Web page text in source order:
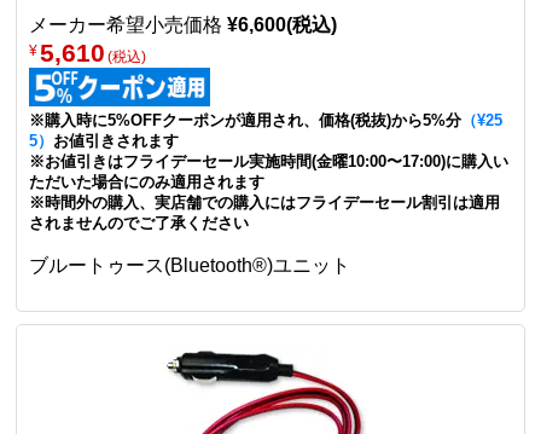
メーカー希望小売価格¥6,600(税込)
¥5,610 (税込)
※購入時に5%OFFクーポンが適用され、価格(税抜)から5%分（¥25
5） お値引きされます
※お値引きはフライデーセール実施時間(金曜10:00〜17:00)に購入い
ただいた場合にのみ適用されます
※時間外の購入、実店舗での購入にはフライデーセール割引は適用
されませんのでご了承ください
ブルートゥース(Bluetooth®)ユニット